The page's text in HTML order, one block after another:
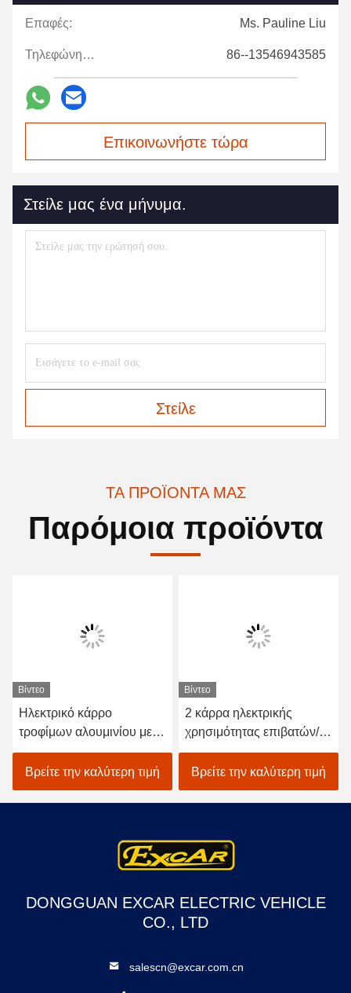
Επαφές: Ms. Pauline Liu
Τηλεφώνημα: 86--13546943585
Επικοινωνήστε τώρα
Στείλε μας ένα μήνυμα.
Στείλε
ΤΑ ΠΡΟΪΌΝΤΑ ΜΑΣ
Παρόμοια προϊόντα
Βίντεο
Ηλεκτρικό κάρρο
τροφίμων αλουμινίου με
το CE της Ιταλίας
Graziano Axle 3.7KW
Βρείτε την καλύτερη τιμή
Βίντεο
2 κάρρα ηλεκτρικής
χρησιμότητας επιβατών/
ηλεκτρικό κάρρο τροφίμων
με τις τρωικές μπαταρίες
48v
Βρείτε την καλύτερη τιμή
DONGGUAN EXCAR ELECTRIC VEHICLE
CO., LTD
salescn@excar.com.cn